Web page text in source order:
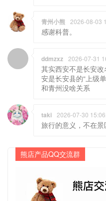
青州小熊 2026-08-03
感谢科普。
ddmzxz 2026-07-31
其实西安不是长安
安是长安县的“上级
和青州没啥关系
taki 2026-07-30
旅行的意义，不在
熊店产品QQ交流群